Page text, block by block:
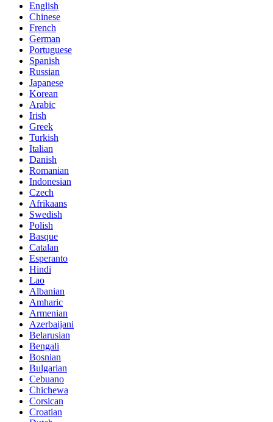
English
Chinese
French
German
Portuguese
Spanish
Russian
Japanese
Korean
Arabic
Irish
Greek
Turkish
Italian
Danish
Romanian
Indonesian
Czech
Afrikaans
Swedish
Polish
Basque
Catalan
Esperanto
Hindi
Lao
Albanian
Amharic
Armenian
Azerbaijani
Belarusian
Bengali
Bosnian
Bulgarian
Cebuano
Chichewa
Corsican
Croatian